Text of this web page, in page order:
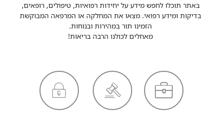
באתר תוכלו לחפש מידע על יחידות רפואיות, טיפולים, רופאים,
בדיקות ומידע רפואי. מצאו את המחלקה או המרפאה המבוקשת
הזמינו תור במהירות ובנוחות.
מאחלים לכולנו הרבה בריאות!